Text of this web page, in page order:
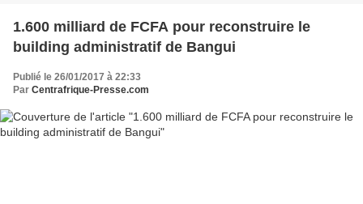
1.600 milliard de FCFA pour reconstruire le
building administratif de Bangui
Publié le 26/01/2017 à 22:33
Par Centrafrique-Presse.com